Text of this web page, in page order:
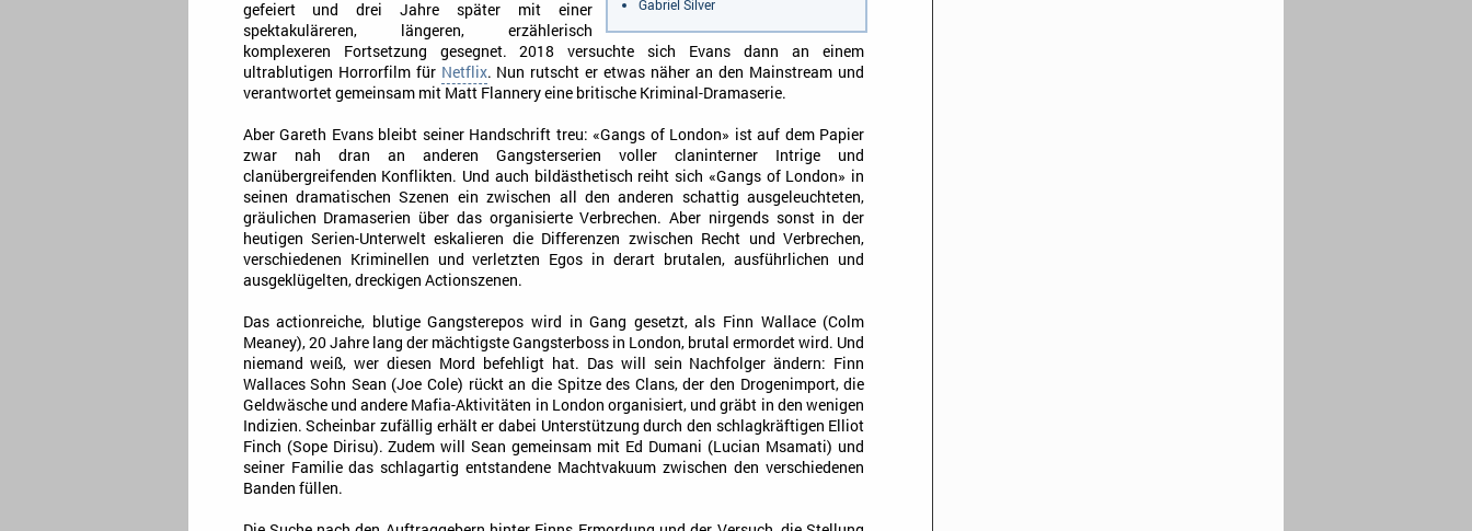
Gabriel Silver
gefeiert und drei Jahre später mit einer
spektakuläreren, längeren, erzählerisch
komplexeren Fortsetzung gesegnet. 2018 versuchte sich Evans dann an einem
ultrablutigen Horrorfilm für Netflix. Nun rutscht er etwas näher an den Mainstream und
verantwortet gemeinsam mit Matt Flannery eine britische Kriminal-Dramaserie.
Aber Gareth Evans bleibt seiner Handschrift treu: «Gangs of London» ist auf dem Papier
zwar nah dran an anderen Gangsterserien voller claninterner Intrige und
clanübergreifenden Konflikten. Und auch bildästhetisch reiht sich «Gangs of London» in
seinen dramatischen Szenen ein zwischen all den anderen schattig ausgeleuchteten,
gräulichen Dramaserien über das organisierte Verbrechen. Aber nirgends sonst in der
heutigen Serien-Unterwelt eskalieren die Differenzen zwischen Recht und Verbrechen,
verschiedenen Kriminellen und verletzten Egos in derart brutalen, ausführlichen und
ausgeklügelten, dreckigen Actionszenen.
Das actionreiche, blutige Gangsterepos wird in Gang gesetzt, als Finn Wallace (Colm
Meaney), 20 Jahre lang der mächtigste Gangsterboss in London, brutal ermordet wird. Und
niemand weiß, wer diesen Mord befehligt hat. Das will sein Nachfolger ändern: Finn
Wallaces Sohn Sean (Joe Cole) rückt an die Spitze des Clans, der den Drogenimport, die
Geldwäsche und andere Mafia-Aktivitäten in London organisiert, und gräbt in den wenigen
Indizien. Scheinbar zufällig erhält er dabei Unterstützung durch den schlagkräftigen Elliot
Finch (Sope Dirisu). Zudem will Sean gemeinsam mit Ed Dumani (Lucian Msamati) und
seiner Familie das schlagartig entstandene Machtvakuum zwischen den verschiedenen
Banden füllen.